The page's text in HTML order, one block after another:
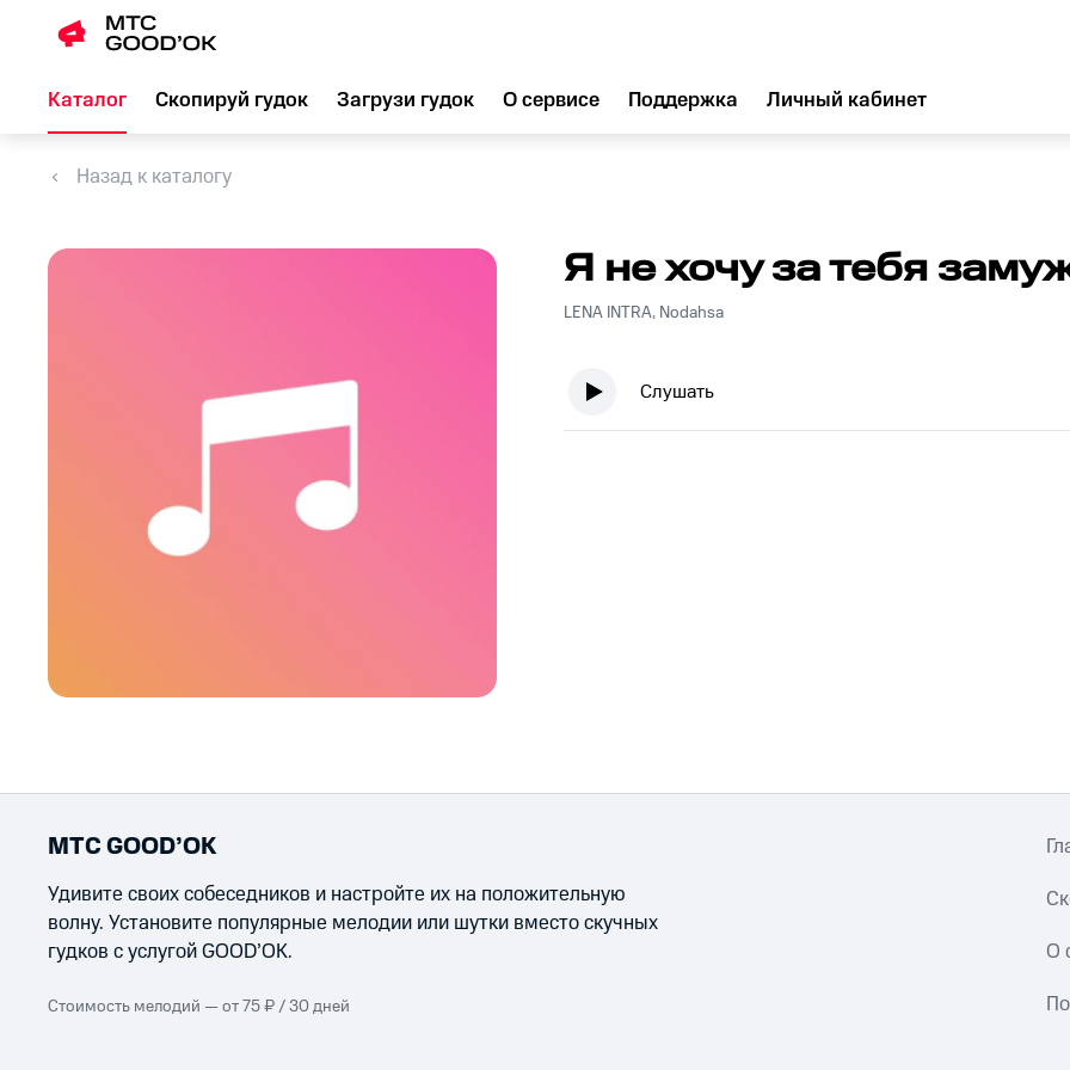
Каталог Скопируй гудок Загрузи гудок О сервисе Поддержка Личный кабинет
Назад к каталогу
Я не хочу за тебя
LENA INTRA, Nodahsa
Слушать
МТС GOOD’OK
Удивите своих собеседников и настройте их на положительную
волну. Установите популярные мелодии или шутки вместо скучных
гудков с услугой GOOD’OK.
Стоимость мелодий — от 75 ₽ / 30 дней
О